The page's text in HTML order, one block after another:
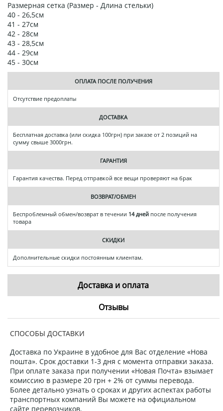
Размерная сетка (Размер - Длина стельки)
40 - 26,5см
41 - 27см
42 - 28см
43 - 28,5см
44 - 29см
45 - 30см
ОПЛАТА ПОСЛЕ ПОЛУЧЕНИЯ
Отсутствие предоплаты
ДОСТАВКА
Бесплатная доставка (или скидка 100грн) при заказе от 2 позиций на
сумму свыше 3000грн.
ГАРАНТИЯ
Гарантия качества. Перед отправкой все вещи проверяют на брак
ВОЗВРАТ/ОБМЕН
Беспроблемный обмен/возврат в течении 14 дней после получения
товара
СКИДКИ
Дополнительные скидки постоянным клиентам.
Доставка и оплата
Отзывы
СПОСОБЫ ДОСТАВКИ
Доставка по Украине в удобное для Вас отделение «Нова
пошта». Срок доставки 1-3 дня с момента отправки заказа.
При оплате заказа при получении «Новая Почта» взымает
комиссию в размере 20 грн + 2% от суммы перевода.
Более детально узнать о сроках и других аспектах работы
транспортных компаний Вы можете на официальном
сайте перевозчиков.